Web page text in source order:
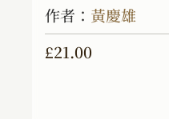
作者： 黃慶雄
£21.00